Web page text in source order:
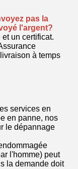
pas la
l'argent?
un certificat.
à temps
services en
en panne, nos
le dépannage
l'homme) peut
la demande doit